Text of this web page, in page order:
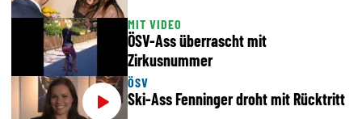
MIT VIDEO
ÖSV-Ass überrascht mit
Zirkusnummer
ÖSV
Ski-Ass Fenninger droht mit Rücktritt